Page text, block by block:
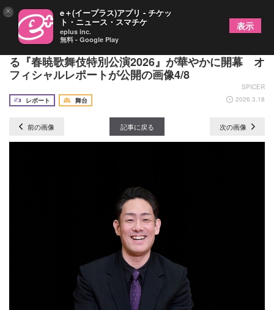
中村勘九郎と中村七之助が一門と共に全国を巡演す
る『春暁歌舞伎特別公演2026』が華やかに開幕 オ
フィシャルレポートが公開の画像4/8
SPICER
レポート
舞台 2026.3.18
前の画像 記事に戻る 次の画像
× e＋(イープラス)アプリ - チケッ
ト・ニュース・スマチケ
eplus inc.
無料 - Google Play
表示